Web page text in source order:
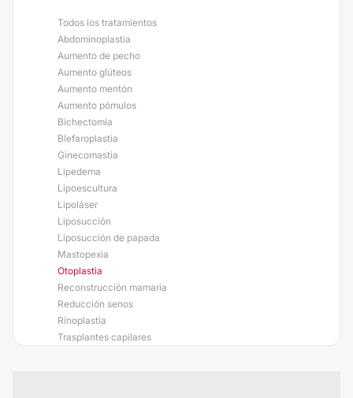
Todos los tratamientos
Abdominoplastia
Aumento de pecho
Aumento glúteos
Aumento mentón
Aumento pómulos
Bichectomía
Blefaroplastia
Ginecomastia
Lipedema
Lipoescultura
Lipoláser
Liposucción
Liposucción de papada
Mastopexia
Otoplastia
Reconstrucción mamaria
Reducción senos
Rinoplastia
Trasplantes capilares